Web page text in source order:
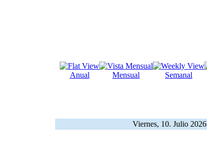
Anual Mensual Semanal
Viernes, 10. Julio 2026